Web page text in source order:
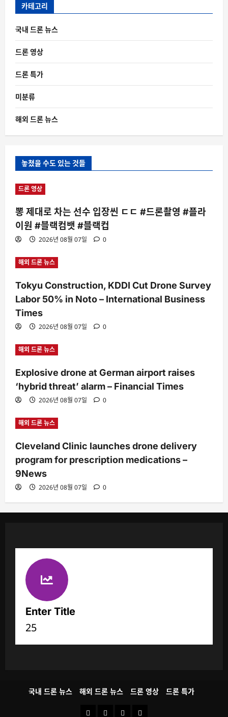
카테고리
국내 드론 뉴스
드론 영상
드론 특가
미분류
해외 드론 뉴스
놓쳤을 수도 있는 것들
드론 영상
뽕 제대로 차는 선수 입장씬 ㄷㄷ #드론촬영 #플라
이원 #블랙컴뱃 #블랙컵
2026년 08월 07일 0
해외 드론 뉴스
Tokyu Construction, KDDI Cut Drone Survey
Labor 50% in Noto – International Business
Times
2026년 08월 07일 0
해외 드론 뉴스
Explosive drone at German airport raises
‘hybrid threat’ alarm – Financial Times
2026년 08월 07일 0
해외 드론 뉴스
Cleveland Clinic launches drone delivery
program for prescription medications –
9News
2026년 08월 07일 0
Enter Title
25
국내 드론 뉴스 해외 드론 뉴스 드론 영상 드론 특가
국 해 드 드